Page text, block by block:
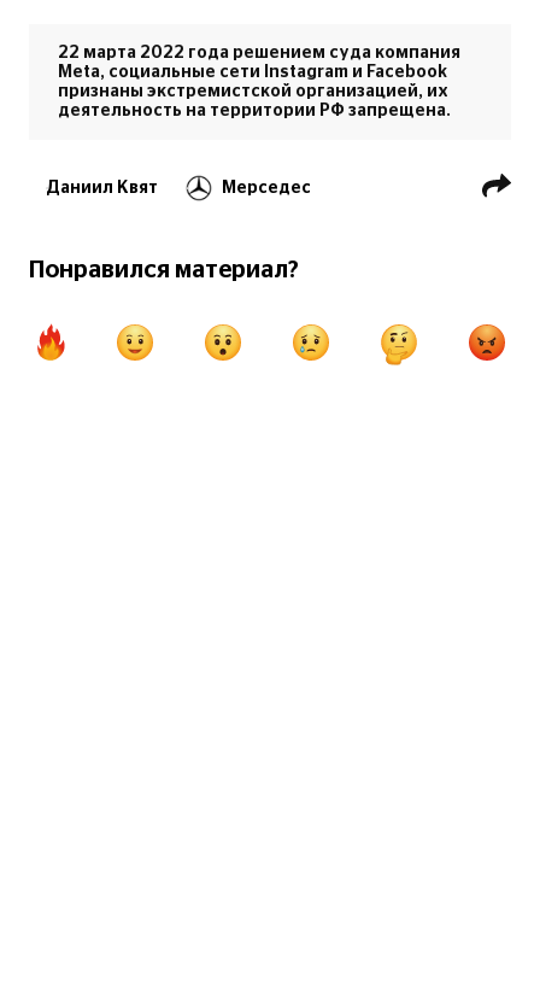
22 марта 2022 года решением суда компания
Meta, социальные сети Instagram и Facebook
признаны экстремистской организацией, их
деятельность на территории РФ запрещена.
Даниил Квят Мерседес
Формула-1 в Cочи Льюис Хэмилтон
Торо Россо Автоспорт
Понравился материал?